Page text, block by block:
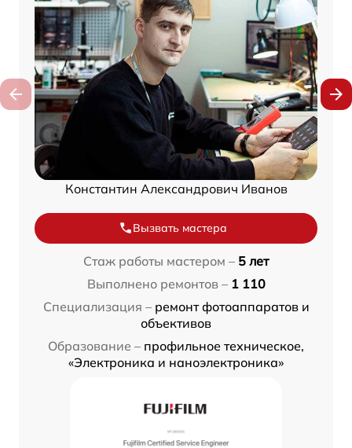
Константин Александрович Иванов
Вызвать мастера
Стаж работы мастером – 5 лет
Выполнено ремонтов – 1 110
Специализация – ремонт фотоаппаратов и
объективов
Образование – профильное техническое,
«Электроника и наноэлектроника»